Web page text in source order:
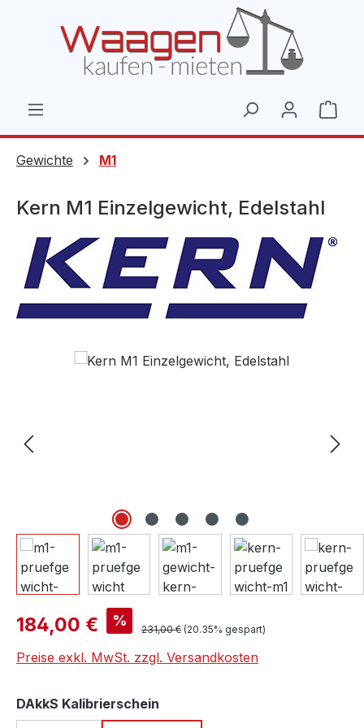
Gewichte M1
Kern M1 Einzelgewicht, Edelstahl
Bildergalerie überspringen
Verkaufspreis:
184,00 € % Regulärer Preis:
231,00 € (20.35% gespart)
Preise exkl. MwSt. zzgl. Versandkosten
DAkkS Kalibrierschein